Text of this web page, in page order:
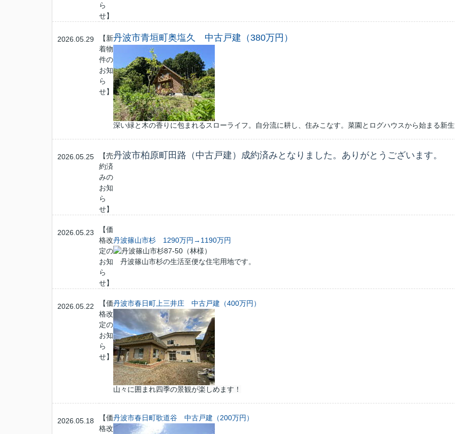
ら
せ】
2026.05.29
【新
着物
件の
お知
ら
せ】
丹波市青垣町奥塩久 中古戸建（380万円）
深い緑と木の香りに包まれるスローライフ。 自分流に耕し、住みこなす。菜園とログハウスから始まる新
2026.05.25
【売
約済
みの
お知
ら
せ】
丹波市柏原町田路（中古戸建）成約済みとなりました。ありがとうございます。
2026.05.23
【価
格改
定の
お知
ら
せ】
丹波篠山市杉 1290万円→1190万円
丹波篠山市杉の生活至便な住宅用地です。
2026.05.22
【価
格改
定の
お知
ら
せ】
丹波市春日町上三井庄 中古戸建（400万円）
山々に囲まれ四季の景観が楽しめます！
2026.05.18
【価
格改
丹波市春日町歌道谷 中古戸建（200万円）